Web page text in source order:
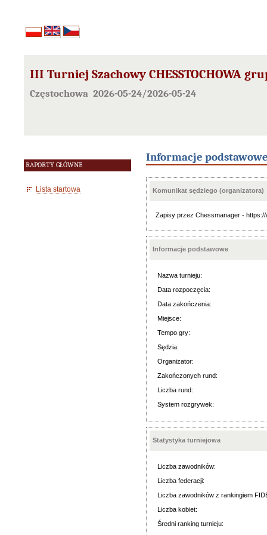
III Turniej Szachowy CHESSTOCHOWA
Częstochowa 2026-05-24/2026-05-24
RAPORTY GŁÓWNE
Lista startowa
Informacje
Komunikat sędziego (organizatora)
Zapisy przez Chessmanager -
Informacje podstawowe
Nazwa turnieju:
Data rozpoczęcia:
Data zakończenia:
Miejsce:
Tempo gry:
Sędzia:
Organizator:
Zakończonych rund:
Liczba rund:
System rozgrywek:
Statystyka turniejowa
Liczba zawodników:
Liczba federacji:
Liczba zawodników z rankingiem
Liczba kobiet:
Średni ranking turnieju: